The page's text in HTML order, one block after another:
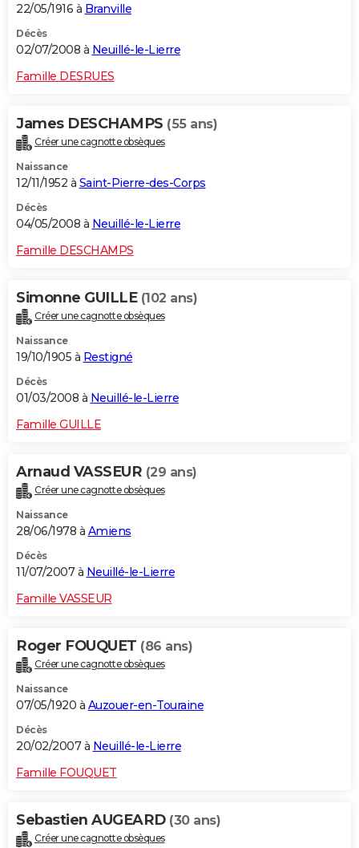
22/05/1916 à Branville
Décès
02/07/2008 à Neuillé-le-Lierre
Famille DESRUES
James DESCHAMPS (55 ans)
Créer une cagnotte obsèques
Naissance
12/11/1952 à Saint-Pierre-des-Corps
Décès
04/05/2008 à Neuillé-le-Lierre
Famille DESCHAMPS
Simonne GUILLE (102 ans)
Créer une cagnotte obsèques
Naissance
19/10/1905 à Restigné
Décès
01/03/2008 à Neuillé-le-Lierre
Famille GUILLE
Arnaud VASSEUR (29 ans)
Créer une cagnotte obsèques
Naissance
28/06/1978 à Amiens
Décès
11/07/2007 à Neuillé-le-Lierre
Famille VASSEUR
Roger FOUQUET (86 ans)
Créer une cagnotte obsèques
Naissance
07/05/1920 à Auzouer-en-Touraine
Décès
20/02/2007 à Neuillé-le-Lierre
Famille FOUQUET
Sebastien AUGEARD (30 ans)
Créer une cagnotte obsèques